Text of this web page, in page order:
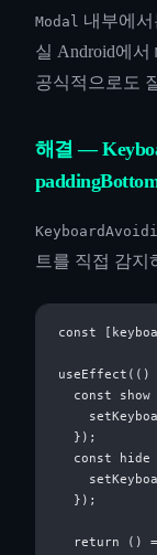
Modal 내부에
실 Android에서
공식적으로도
해결 —
트를 직접 감지
const
useEffect(()
const show
  });
const hide
  });
return ()